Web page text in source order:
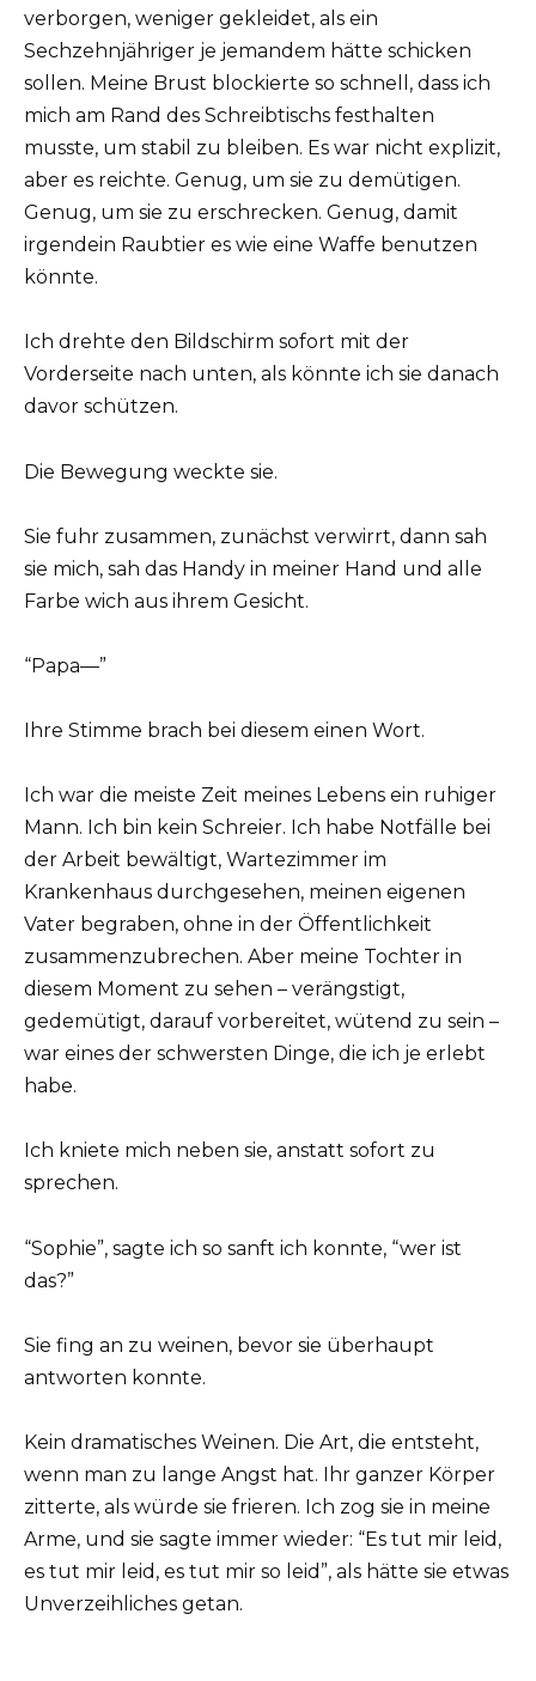
verborgen, weniger gekleidet, als ein
Sechzehnjähriger je jemandem hätte schicken
sollen. Meine Brust blockierte so schnell, dass ich
mich am Rand des Schreibtischs festhalten
musste, um stabil zu bleiben. Es war nicht explizit,
aber es reichte. Genug, um sie zu demütigen.
Genug, um sie zu erschrecken. Genug, damit
irgendein Raubtier es wie eine Waffe benutzen
könnte.
Ich drehte den Bildschirm sofort mit der
Vorderseite nach unten, als könnte ich sie danach
davor schützen.
Die Bewegung weckte sie.
Sie fuhr zusammen, zunächst verwirrt, dann sah
sie mich, sah das Handy in meiner Hand und alle
Farbe wich aus ihrem Gesicht.
“Papa—”
Ihre Stimme brach bei diesem einen Wort.
Ich war die meiste Zeit meines Lebens ein ruhiger
Mann. Ich bin kein Schreier. Ich habe Notfälle bei
der Arbeit bewältigt, Wartezimmer im
Krankenhaus durchgesehen, meinen eigenen
Vater begraben, ohne in der Öffentlichkeit
zusammenzubrechen. Aber meine Tochter in
diesem Moment zu sehen – verängstigt,
gedemütigt, darauf vorbereitet, wütend zu sein –
war eines der schwersten Dinge, die ich je erlebt
habe.
Ich kniete mich neben sie, anstatt sofort zu
sprechen.
“Sophie”, sagte ich so sanft ich konnte, “wer ist
das?”
Sie fing an zu weinen, bevor sie überhaupt
antworten konnte.
Kein dramatisches Weinen. Die Art, die entsteht,
wenn man zu lange Angst hat. Ihr ganzer Körper
zitterte, als würde sie frieren. Ich zog sie in meine
Arme, und sie sagte immer wieder: “Es tut mir leid,
es tut mir leid, es tut mir so leid”, als hätte sie etwas
Unverzeihliches getan.